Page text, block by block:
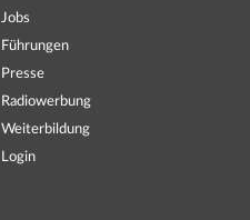
Jobs
Führungen
Presse
Radiowerbung
Weiterbildung
Login